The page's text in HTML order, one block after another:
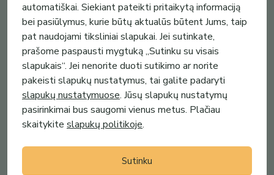
15.00€
Odinė piniginė - kortelių dėklas
moliūgs
(1)
15.00€
Odinė piniginė - kortelių dėklas
moliūgs
(1)
automatiškai. Siekiant pateikti pritaikytą informaciją
bei pasiūlymus, kurie būtų aktualūs būtent Jums, taip
pat naudojami tiksliniai slapukai. Jei sutinkate,
prašome paspausti mygtuką „Sutinku su visais
slapukais“. Jei nenorite duoti sutikimo ar norite
pakeisti slapukų nustatymus, tai galite padaryti
slapukų nustatymuose. Jūsų slapukų nustatymų
pasirinkimai bus saugomi vienus metus. Plačiau
skaitykite slapukų politikoje.
Sutinku